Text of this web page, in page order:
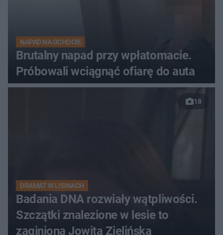
NAPAD NA OCHOCIE
Brutalny napad przy wpłatomacie.
Próbowali wciągnąć ofiarę do auta
18
DRAMAT W LISINACH
Badania DNA rozwiały wątpliwości.
Szczątki znalezione w lesie to
zaginiona Jowita Zielińska